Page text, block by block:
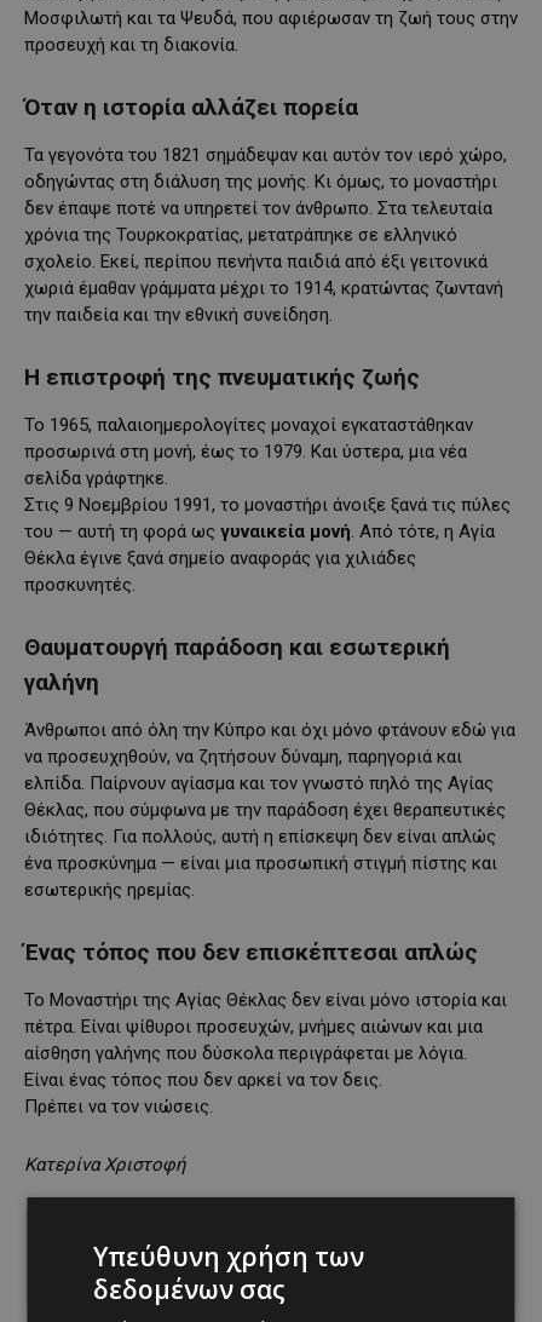
Μοσφιλωτή και τα Ψευδά, που αφιέρωσαν τη ζωή τους στην
προσευχή και τη διακονία.
Όταν η ιστορία αλλάζει πορεία
Τα γεγονότα του 1821 σημάδεψαν και αυτόν τον ιερό χώρο,
οδηγώντας στη διάλυση της μονής. Κι όμως, το μοναστήρι
δεν έπαψε ποτέ να υπηρετεί τον άνθρωπο. Στα τελευταία
χρόνια της Τουρκοκρατίας, μετατράπηκε σε ελληνικό
σχολείο. Εκεί, περίπου πενήντα παιδιά από έξι γειτονικά
χωριά έμαθαν γράμματα μέχρι το 1914, κρατώντας ζωντανή
την παιδεία και την εθνική συνείδηση.
Η επιστροφή της πνευματικής ζωής
Το 1965, παλαιοημερολογίτες μοναχοί εγκαταστάθηκαν
προσωρινά στη μονή, έως το 1979. Και ύστερα, μια νέα
σελίδα γράφτηκε.
Στις 9 Νοεμβρίου 1991, το μοναστήρι άνοιξε ξανά τις πύλες
του — αυτή τη φορά ως γυναικεία μονή. Από τότε, η Αγία
Θέκλα έγινε ξανά σημείο αναφοράς για χιλιάδες
προσκυνητές.
Θαυματουργή παράδοση και εσωτερική
γαλήνη
Άνθρωποι από όλη την Κύπρο και όχι μόνο φτάνουν εδώ για
να προσευχηθούν, να ζητήσουν δύναμη, παρηγοριά και
ελπίδα. Παίρνουν αγίασμα και τον γνωστό πηλό της Αγίας
Θέκλας, που σύμφωνα με την παράδοση έχει θεραπευτικές
ιδιότητες. Για πολλούς, αυτή η επίσκεψη δεν είναι απλώς
ένα προσκύνημα — είναι μια προσωπική στιγμή πίστης και
εσωτερικής ηρεμίας.
Ένας τόπος που δεν επισκέπτεσαι απλώς
Το Μοναστήρι της Αγίας Θέκλας δεν είναι μόνο ιστορία και
πέτρα. Είναι ψίθυροι προσευχών, μνήμες αιώνων και μια
αίσθηση γαλήνης που δύσκολα περιγράφεται με λόγια.
Είναι ένας τόπος που δεν αρκεί να τον δεις.
Πρέπει να τον νιώσεις.
Κατερίνα Χριστοφή
o/7592238412598349078?
is_from_webapp=1&sender_device=pc
Υπεύθυνη χρήση των
δεδομένων σας